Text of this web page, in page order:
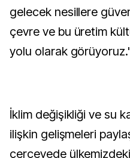
gelecek nesillere
çevre ve bu üretim
yolu olarak
İklim değişikliği ve su
ilişkin gelişmeleri
çerçevede